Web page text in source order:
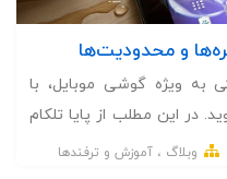
و محدودیت‌ها
به ویژه گوشی موبایل، با
در این مطلب از پایا تلکام
شرایط و محدودیت‌های آن
وبلاگ آموزش و ترفندها